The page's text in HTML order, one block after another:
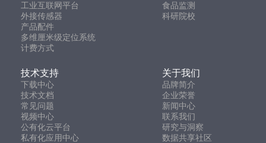
工业互联网平台
食品监测
外接传感器
科研院校
产品配件
多维厘米级定位系统
计费方式
技术支持 关于我们
下载中心
品牌简介
技术文档
企业荣誉
常见问题
新闻中心
视频中心
联系我们
公有化云平台
研究与洞察
私有化应用中心
数据共享社区